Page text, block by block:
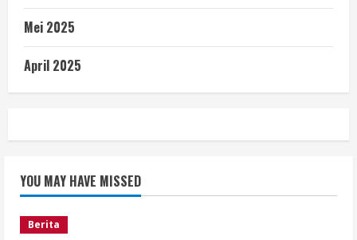
Mei 2025
April 2025
YOU MAY HAVE MISSED
Berita